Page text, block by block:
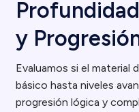
y
Evaluamos si el material
básico hasta niveles
progresión lógica y